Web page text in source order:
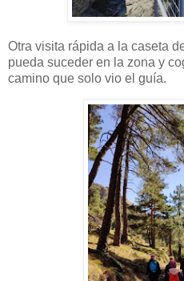
Otra visita rápida a la caseta
pueda suceder en la zona y
camino que solo vio el guía.